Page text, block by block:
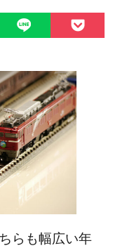
らも幅広い年